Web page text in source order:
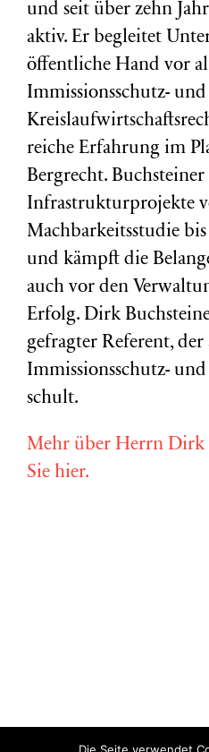
und seit über zehn
aktiv. Er begleitet
öffentliche Hand vor
Immissionsschutz- und
reiche Erfahrung im
Bergrecht.
Infrastrukturprojekte
Machbarkeitsstudie
und kämpft die
auch vor den
Erfolg. Dirk
gefragter Referent,
Immissionsschutz-
schult.
Mehr über Herrn Dirk
Sie hier.